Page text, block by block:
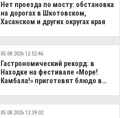
Нет проезда по мосту: обстановка
на дорогах в Шкотовском,
Хасанском и других округах края
05.08.2026 12:52:46
Гастрономический рекорд: в
Находке на фестивале «Море!
Камбала!» приготовят блюдо в
05.08.2026 12:39:02